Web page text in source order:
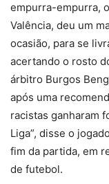
empurra-empurra,
Valência, deu um
ocasião, para se
acertando o rosto
árbitro Burgos
após uma
racistas ganharam
Liga”, disse o
fim da partida, em
de futebol.